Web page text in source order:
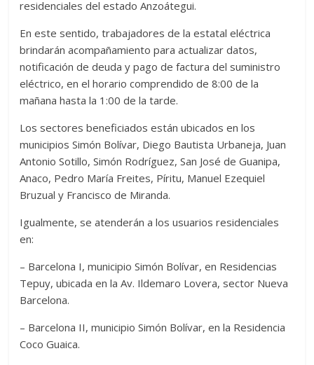
residenciales del estado Anzoátegui.
En este sentido, trabajadores de la estatal eléctrica
brindarán acompañamiento para actualizar datos,
notificación de deuda y pago de factura del suministro
eléctrico, en el horario comprendido de 8:00 de la
mañana hasta la 1:00 de la tarde.
Los sectores beneficiados están ubicados en los
municipios Simón Bolívar, Diego Bautista Urbaneja, Juan
Antonio Sotillo, Simón Rodríguez, San José de Guanipa,
Anaco, Pedro María Freites, Píritu, Manuel Ezequiel
Bruzual y Francisco de Miranda.
Igualmente, se atenderán a los usuarios residenciales
en:
– Barcelona I, municipio Simón Bolívar, en Residencias
Tepuy, ubicada en la Av. Ildemaro Lovera, sector Nueva
Barcelona.
– Barcelona II, municipio Simón Bolívar, en la Residencia
Coco Guaica.